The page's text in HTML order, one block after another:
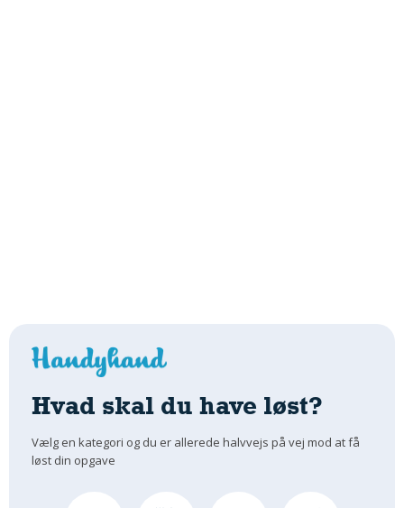
Hvad skal du have løst?
Vælg en kategori og du er allerede halvvejs på vej mod at få
løst din opgave